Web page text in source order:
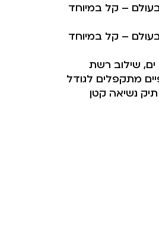
– קל במיוחד
– קל במיוחד
ים, שילוב רשת
מתקפלים לגודל
נשיאה קטן